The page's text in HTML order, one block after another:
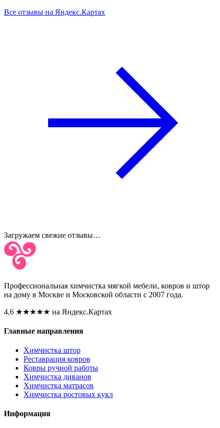
Все отзывы на Яндекс.Картах
Загружаем свежие отзывы…
Профессиональная химчистка мягкой мебели, ковров и штор
на дому в Москве и Московской области с 2007 года.
4,6 ★★★★★ на Яндекс.Картах
Главные направления
Химчистка штор
Реставрация ковров
Ковры ручной работы
Химчистка диванов
Химчистка матрасов
Химчистка ростовых кукл
Информация